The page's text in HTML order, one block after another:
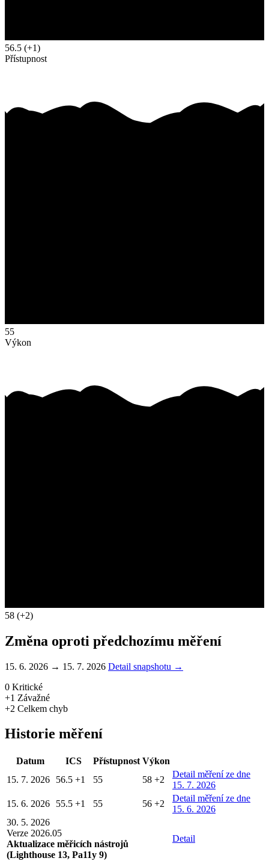
56.5 (+1)
Přístupnost
55
Výkon
58 (+2)
Změna oproti předchozímu měření
15. 6. 2026 → 15. 7. 2026 Detail snapshotu →
0 Kritické
+1 Závažné
+2 Celkem chyb
Historie měření
Datum ICS Přístupnost Výkon
15. 7. 2026
56.5 +1 55 58 +2
Detail měření ze dne
15. 7. 2026
15. 6. 2026
55.5 +1 55 56 +2
Detail měření ze dne
15. 6. 2026
30. 5. 2026
Verze 2026.05
Aktualizace měřicích nástrojů
(Lighthouse 13, Pa11y 9)
Detail